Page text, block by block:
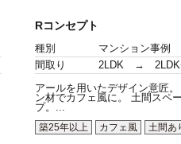
Rコンセプト
種別
マンション事例
間取り
2LDK →
アールを用いたデザイン意匠
ン材でカフェ風に。 土間スペ
プ。...
築25年以上
カフェ風 土間あ